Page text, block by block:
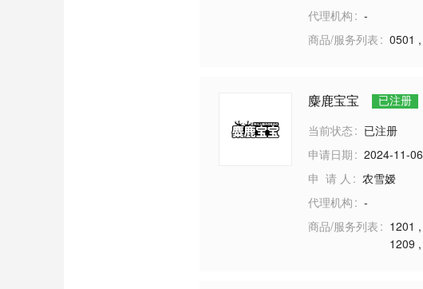
代理机构
-
商品/服务列表
0501 ,
麋鹿宝宝 已注册
当前状态 已注册
申请日期
2024-11-06
申 请 人
农雪嫒
代理机构
-
商品/服务列表
1201 ,
1209 ,